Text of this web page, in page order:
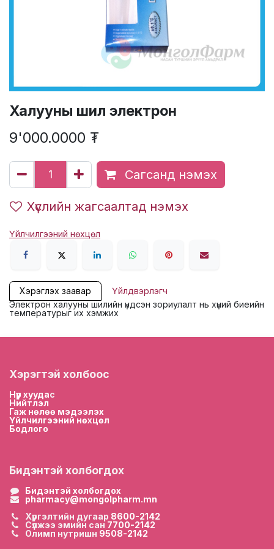
Халууны шил электрон
9'000.0000 ₮
Сагсанд нэмэх
Хүслийн жагсаалтад нэмэх
Үйлчилгээний нөхцөл
Хэрэглэх заавар
Үйлдвэрлэгч
Электрон халууны шилийн үндсэн зориулалт нь хүний ​​биеийн
температурыг их хэмжих
Хэрэгтэй холбоос
Нүүр хуудас
Нийтлэл
Гаж нөлөө мэдээлэх
Үйлчилгээний нөхцөл
Бодлого
Бидэнтэй холбогдох
Бидэнтэй холбогдох
pharmacy@mongolpharm.mn
Хүргэлтийн дугаар 8600-2142
Сүлжээ эмийн сан 7700-2142
Олимп нутришн 9508-2142